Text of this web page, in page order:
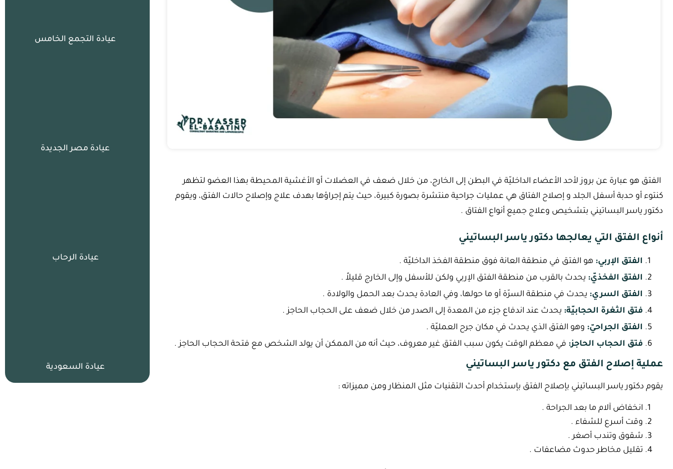
الفتق هو عبارة عن بروز لأحد الأعضاء الداخليّة في البطن إلى الخارج، من خلال ضعف في العضلات أو الأغشية المحيطة بهذا العضو لتظهر
كنتوء أو حدبة أسفل الجلد و إصلاح الفتاق هي عمليات جراحية منتشرة بصورة كبيرة، حيث يتم إجراؤها بهدف علاج وإصلاح حالات الفتق، ويقوم
دكتور ياسر البساتيني بتشخيص وعلاج جميع أنواع الفتاق .
أنواع الفتق التي يعالجها دكتور ياسر البساتيني
الفتق الإربي: هو الفتق في منطقة العانة فوق منطقة الفخذ الداخليّة .
الفتق الفخذيّ: يحدث بالقرب من منطقة الفتق الإربي ولكن للأسفل وإلى الخارج قليلاً .
الفتق السري: يحدث في منطقة السرّة أو ما حولها، وفي العادة يحدث بعد الحمل والولادة .
فتق الثغرة الحجابيّة: يحدث عند اندفاع جزء من المعدة إلى الصدر من خلال ضعف على الحجاب الحاجز .
الفتق الجراحيّ: وهو الفتق الذي يحدث في مكان جرح العمليّة .
فتق الحجاب الحاجز: في معظم الوقت يكون سبب الفتق غير معروف، حيث أنه من الممكن أن يولد الشخص مع فتحة الحجاب الحاجز .
عملية إصلاح الفتق مع دكتور ياسر البساتيني
يقوم دكتور ياسر البساتيني بإصلاح الفتق بإستخدام أحدث التقنيات مثل المنظار ومن مميزاته :
انخفاض آلام ما بعد الجراحة .
وقت أسرع للشفاء .
شقوق وتندب أصغر .
تقليل مخاطر حدوث مضاعفات .
عيادة التجمع الخامس
عيادة مصر الجديدة
عيادة الرحاب
عيادة السعودية